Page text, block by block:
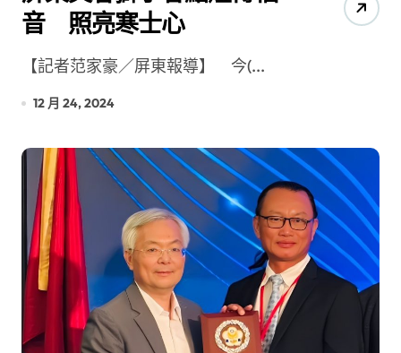
音 照亮寒士心
【記者范家豪／屏東報導】 今(...
12 月 24, 2024